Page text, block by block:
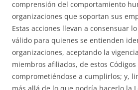
comprensión del comportamiento
organizaciones que soportan sus
Estas acciones llevan a consensuar
válido para quienes se entienden
organizaciones, aceptando la
miembros afiliados, de estos Códigos
comprometiéndose a cumplirlos; y,